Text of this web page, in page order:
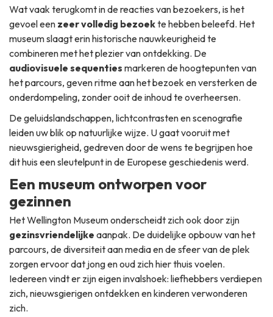
Wat vaak terugkomt in de reacties van bezoekers, is het
gevoel een zeer volledig bezoekte hebben beleefd. Het
museum slaagt erin historische nauwkeurigheid te
combineren met het plezier van ontdekking. De
audiovisuele sequenties markeren de hoogtepunten van
het parcours, geven ritme aan het bezoek en versterken de
onderdompeling, zonder ooit de inhoud te overheersen.
De geluidslandschappen, lichtcontrasten en scenografie
leiden uw blik op natuurlijke wijze. U gaat vooruit met
nieuwsgierigheid, gedreven door de wens te begrijpen hoe
dit huis een sleutelpunt in de Europese geschiedenis werd.
Een museum ontworpen voor
gezinnen
Het Wellington Museum onderscheidt zich ook door zijn
gezinsvriendelijke aanpak. De duidelijke opbouw van het
parcours, de diversiteit aan media en de sfeer van de plek
zorgen ervoor dat jong en oud zich hier thuis voelen.
Iedereen vindt er zijn eigen invalshoek: liefhebbers verdiepen
zich, nieuwsgierigen ontdekken en kinderen verwonderen
zich.